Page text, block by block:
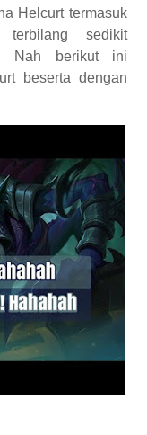
Helcurt termasuk
sedikit
Nah berikut ini
beserta dengan